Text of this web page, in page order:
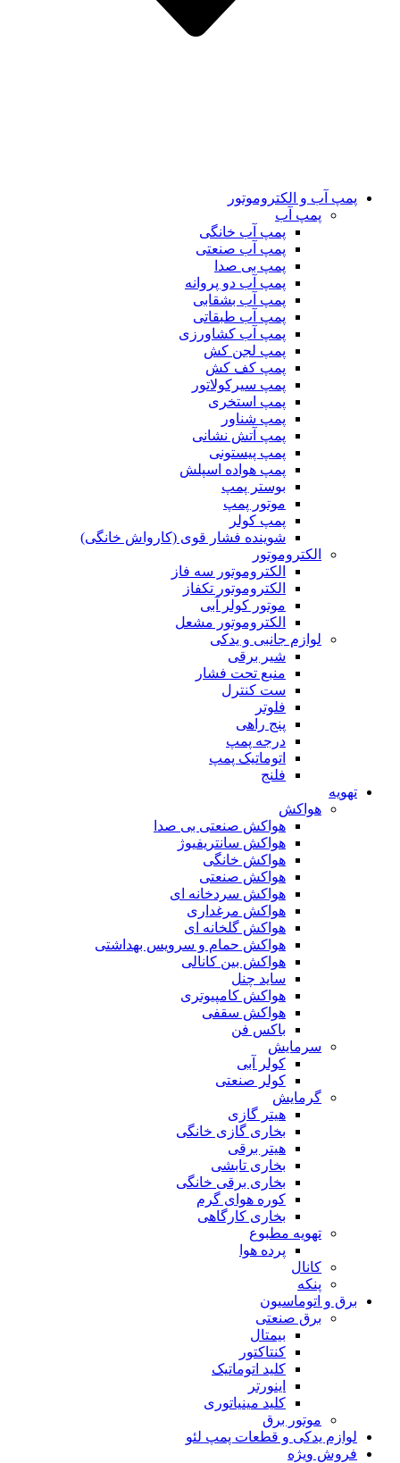
پمپ آب و الکتروموتور
پمپ آب
پمپ آب خانگی
پمپ آب صنعتی
پمپ بی صدا
پمپ آب دو پروانه
پمپ آب بشقابی
پمپ آب طبقاتی
پمپ آب کشاورزی
پمپ لجن کش
پمپ کف کش
پمپ سیرکولاتور
پمپ استخری
پمپ شناور
پمپ آتش نشانی
پمپ پیستونی
پمپ هواده اسپلش
بوستر پمپ
موتور پمپ
پمپ کولر
شوینده فشار قوی (کارواش خانگی)
الکتروموتور
الکتروموتور سه فاز
الکتروموتور تکفاز
موتور کولر آبی
الکتروموتور مشعل
لوازم جانبی و یدکی
شیر برقی
منبع تحت فشار
ست کنترل
فلوتر
پنج راهی
درجه پمپ
اتوماتیک پمپ
فلنج
تهویه
هواکش
هواکش صنعتی بی صدا
هواکش سانتریفیوژ
هواکش خانگی
هواکش صنعتی
هواکش سردخانه ای
هواکش مرغداری
هواکش گلخانه ای
هواکش حمام و سرویس بهداشتی
هواکش بین کانالی
ساید چنل
هواکش کامپیوتری
هواکش سقفی
باکس فن
سرمایش
کولر آبی
کولر صنعتی
گرمایش
هیتر گازی
بخاری گازی خانگی
هیتر برقی
بخاری تابشی
بخاری برقی خانگی
کوره هوای گرم
بخاری کارگاهی
تهویه مطبوع
پرده هوا
کانال
پنکه
برق و اتوماسیون
برق صنعتی
بیمتال
کنتاکتور
کلید اتوماتیک
اینورتر
کلید مینیاتوری
موتور برق
لوازم یدکی و قطعات پمپ لئو
فروش ویژه